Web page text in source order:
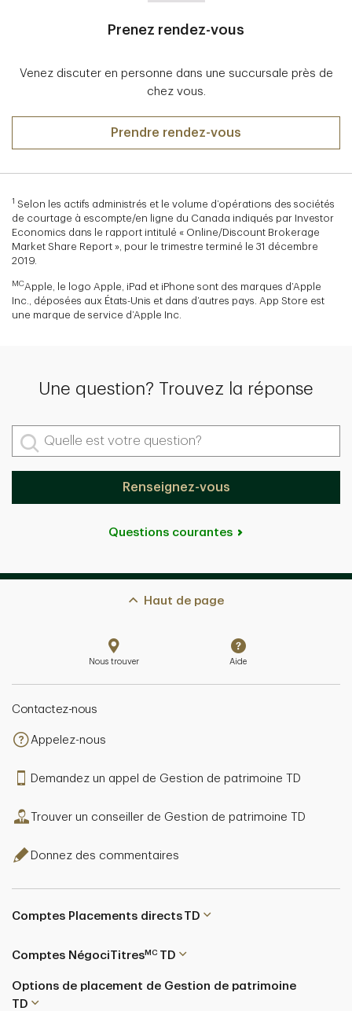
Prenez rendez-vous
Venez discuter en personne dans une succursale près de
chez vous.
Prendre rendez-vous
1 Selon les actifs administrés et le volume d’opérations des sociétés
de courtage à escompte/en ligne du Canada indiqués par Investor
Economics dans le rapport intitulé « Online/Discount Brokerage
Market Share Report », pour le trimestre terminé le 31 décembre
2019.
MCApple, le logo Apple, iPad et iPhone sont des marques d’Apple
Inc., déposées aux États-Unis et dans d’autres pays. App Store est
une marque de service d’Apple Inc.
Une question? Trouvez la réponse
Quelle est votre question?
Renseignez-vous
Questions courantes
Haut de page
Nous trouver Aide
Contactez-nous
Appelez-nous
Demandez un appel de Gestion de patrimoine TD
Trouver un conseiller de Gestion de patrimoine TD
Donnez des commentaires
Comptes Placements directs TD
Comptes NégociTitres MC TD
Options de placement de Gestion de patrimoine
TD